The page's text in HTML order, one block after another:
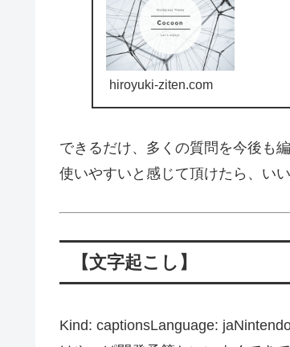
hiroyuki-ziten.com
できるだけ、多くの質問を今後も
使いやすいと感じて頂けたら、い
【文字起こし】
Kind: captionsLanguage: